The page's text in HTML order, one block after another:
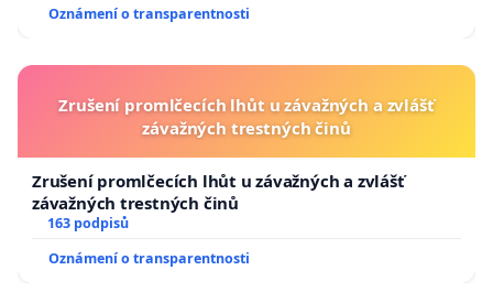
Oznámení o transparentnosti
Zrušení promlčecích lhůt u závažných a zvlášť
závažných trestných činů
Zrušení promlčecích lhůt u závažných a zvlášť
závažných trestných činů
163 podpisů
Oznámení o transparentnosti